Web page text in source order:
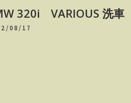
320i VARIOUS 洗車
08/17